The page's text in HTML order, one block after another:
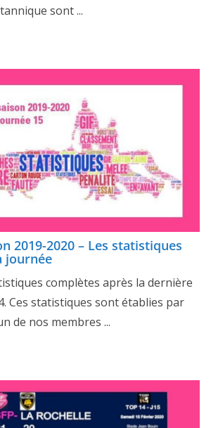
sont ...
2019-2020 – Les statistiques
journée
complètes après la dernière
Ces statistiques sont établies par
de nos membres ...